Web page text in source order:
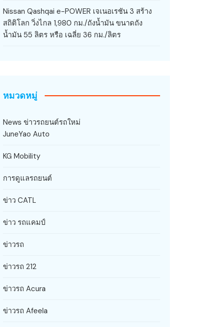
Nissan Qashqai e-POWER เจเนอเรชัน 3 สร้าง
สถิติโลก วิ่งไกล 1,980 กม./ถังน้ำมัน ขนาดถัง
น้ำมัน 55 ลิตร หรือ เฉลี่ย 36 กม./ลิตร
หมวดหมู่
News ข่าวรถยนต์รถใหม่
JuneYao Auto
KG Mobility
การดูแลรถยนต์
ข่าว CATL
ข่าว รถแคมป์
ข่าวรถ
ข่าวรถ 212
ข่าวรถ Acura
ข่าวรถ Afeela